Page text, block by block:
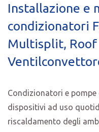
Installazione e
condizionatori
Multisplit, Roof
Condizionatori e
dispositivi ad uso
riscaldamento degli